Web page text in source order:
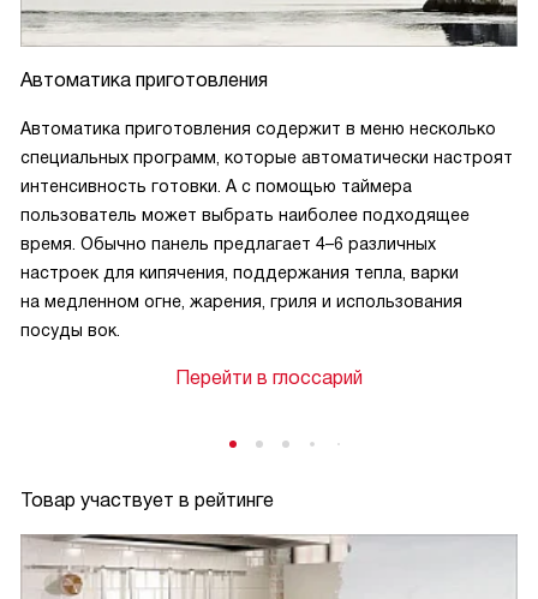
Автоматика приготовления
Автоматика приготовления содержит в меню несколько
специальных программ, которые автоматически настроят
интенсивность готовки. А с помощью таймера
пользователь может выбрать наиболее подходящее
время. Обычно панель предлагает 4–6 различных
настроек для кипячения, поддержания тепла, варки
на медленном огне, жарения, гриля и использования
посуды вок.
Перейти в глоссарий
Товар участвует в рейтинге